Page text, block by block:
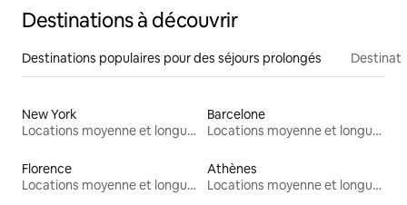
Destinations à découvrir
Destinations populaires pour des séjours prolongés
New York
Locations moyenne et longue durée
Barcelone
Locations moyenne et longue durée
Florence
Locations moyenne et longue durée
Athènes
Locations moyenne et longue durée